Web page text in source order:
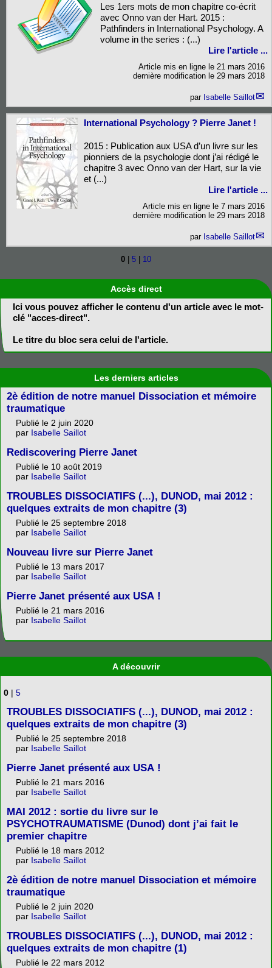
Les 1ers mots de mon chapitre co-écrit
avec Onno van der Hart. 2015 :
Pathfinders in International Psychology. A
volume in the series : (...)
Lire l'article ...
Article mis en ligne le 21 mars 2016
dernière modification le 29 mars 2018
par Isabelle Saillot
International Psychology ? Pierre Janet !
2015 : Publication aux USA d’un livre sur les
pionniers de la psychologie dont j’ai rédigé le
chapitre 3 avec Onno van der Hart, sur la vie
et (...)
Lire l'article ...
Article mis en ligne le 7 mars 2016
dernière modification le 29 mars 2018
par Isabelle Saillot
0 5 10
Accès direct
Ici vous pouvez afficher le contenu d'un article avec le mot-
clé "acces-direct".
Le titre du bloc sera celui de l'article.
Les derniers articles
2è édition de notre manuel Dissociation et mémoire
traumatique
Publié le 2 juin 2020
par Isabelle Saillot
Rediscovering Pierre Janet
Publié le 10 août 2019
par Isabelle Saillot
TROUBLES DISSOCIATIFS (...), DUNOD, mai 2012 :
quelques extraits de mon chapitre (3)
Publié le 25 septembre 2018
par Isabelle Saillot
Nouveau livre sur Pierre Janet
Publié le 13 mars 2017
par Isabelle Saillot
Pierre Janet présenté aux USA !
Publié le 21 mars 2016
par Isabelle Saillot
A découvrir
0 | 5
TROUBLES DISSOCIATIFS (...), DUNOD, mai 2012 :
quelques extraits de mon chapitre (3)
Publié le 25 septembre 2018
par Isabelle Saillot
Pierre Janet présenté aux USA !
Publié le 21 mars 2016
par Isabelle Saillot
MAI 2012 : sortie du livre sur le
PSYCHOTRAUMATISME (Dunod) dont j’ai fait le
premier chapitre
Publié le 18 mars 2012
par Isabelle Saillot
2è édition de notre manuel Dissociation et mémoire
traumatique
Publié le 2 juin 2020
par Isabelle Saillot
TROUBLES DISSOCIATIFS (...), DUNOD, mai 2012 :
quelques extraits de mon chapitre (1)
Publié le 22 mars 2012